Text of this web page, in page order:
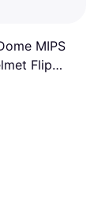
MIPS
Flip